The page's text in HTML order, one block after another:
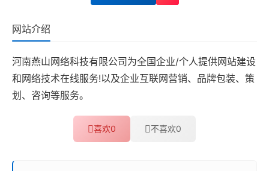
网站介绍
河南燕山网络科技有限公司为全国企业/个人提供网站建设
和网络技术在线服务!以及企业互联网营销、品牌包装、策
划、咨询等服务。
喜欢0 不喜欢0